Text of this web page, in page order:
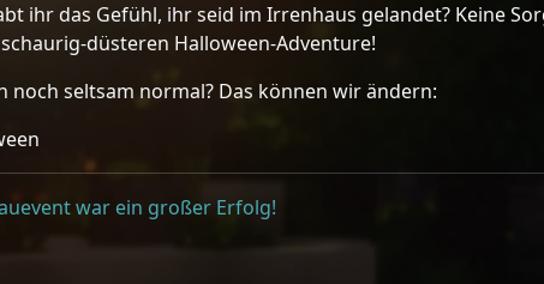
ihr das Gefühl, ihr seid im Irrenhaus gelandet? Keine
düsteren Halloween-Adventure!
noch seltsam normal? Das können wir ändern:
war ein großer Erfolg!